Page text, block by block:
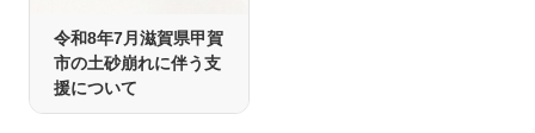
令和8年7月滋賀県甲賀
市の土砂崩れに伴う支
援について